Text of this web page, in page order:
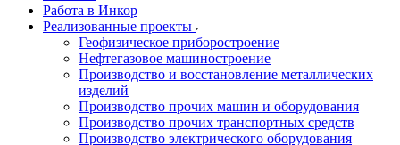
Работа в Инкор
Реализованные проекты
Геофизическое приборостроение
Нефтегазовое машиностроение
Производство и восстановление металлических
изделий
Производство прочих машин и оборудования
Производство прочих транспортных средств
Производство электрического оборудования